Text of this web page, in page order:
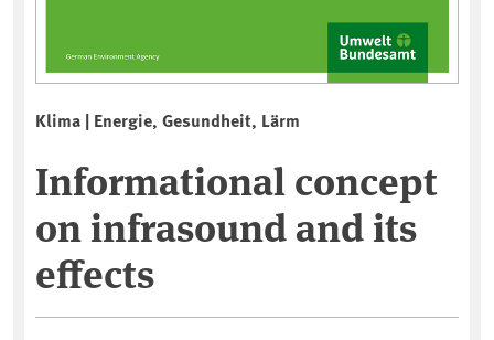
Klima | Energie, Gesundheit, Lärm
Informational concept
on infrasound and its
effects